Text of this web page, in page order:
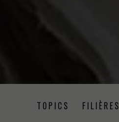
TOPICS FILIÈRES